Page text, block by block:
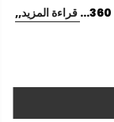
قراءة المزيد,,